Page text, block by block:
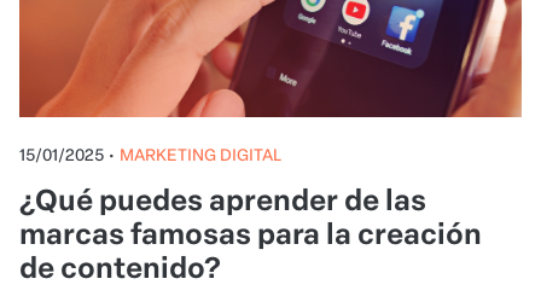
15/01/2025 • MARKETING DIGITAL
¿Qué puedes aprender de las
marcas famosas para la creación
de contenido?